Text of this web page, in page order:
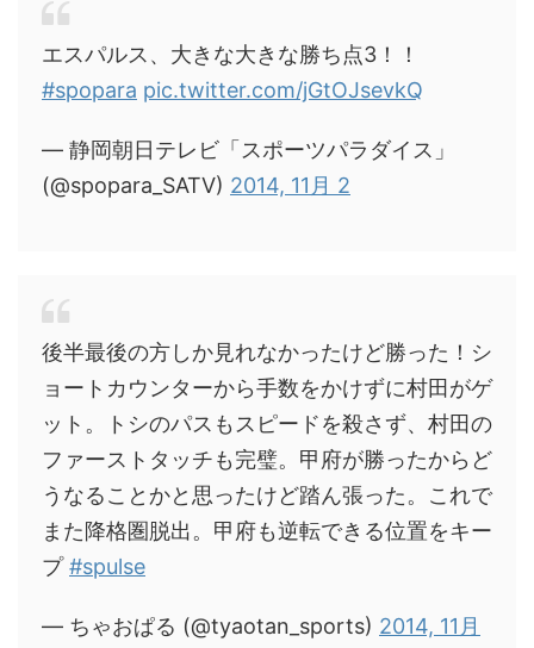
エスパルス、大きな大きな勝ち点3！！
#spopara pic.twitter.com/jGtOJsevkQ
— 静岡朝日テレビ「スポーツパラダイス」
(@spopara_SATV) 2014, 11月 2
後半最後の方しか見れなかったけど勝った！シ
ョートカウンターから手数をかけずに村田がゲ
ット。トシのパスもスピードを殺さず、村田の
ファーストタッチも完璧。甲府が勝ったからど
うなることかと思ったけど踏ん張った。これで
また降格圏脱出。甲府も逆転できる位置をキー
プ#spulse
— ちゃおぱる (@tyaotan_sports) 2014, 11月